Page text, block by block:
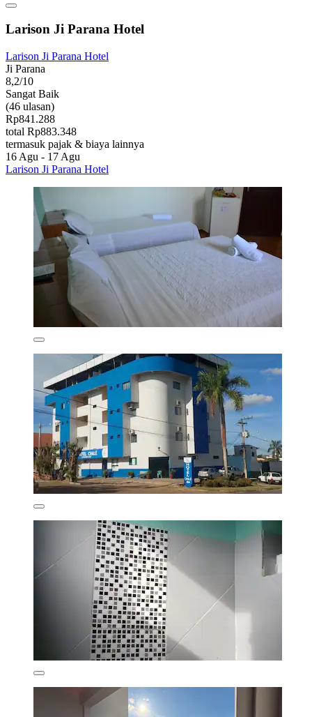
Larison Ji Parana Hotel
Larison Ji Parana Hotel
Ji Parana
8,2/10
Sangat Baik
(46 ulasan)
Rp841.288
total Rp883.348
termasuk pajak & biaya lainnya
16 Agu - 17 Agu
Larison Ji Parana Hotel